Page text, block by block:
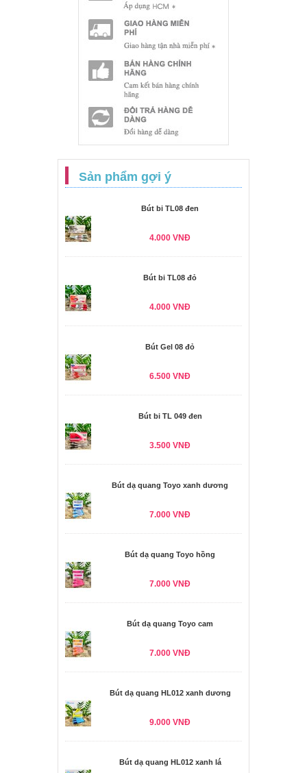
Sản phẩm gợi ý
Bút bi TL08 đen
4.000 VNĐ
Bút bi TL08 đỏ
4.000 VNĐ
Bút Gel 08 đỏ
6.500 VNĐ
Bút bi TL 049 đen
3.500 VNĐ
Bút dạ quang Toyo xanh dương
7.000 VNĐ
Bút dạ quang Toyo hồng
7.000 VNĐ
Bút dạ quang Toyo cam
7.000 VNĐ
Bút dạ quang HL012 xanh dương
9.000 VNĐ
Bút dạ quang HL012 xanh lá